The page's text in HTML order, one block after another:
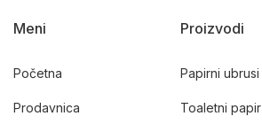
Meni
Početna
Prodavnica
Proizvodi
Papirni ubrusi
Toaletni papir